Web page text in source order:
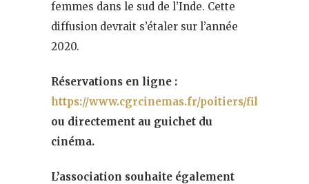
femmes dans le sud de l’Inde. Cette
diffusion devrait s’étaler sur l’année
2020.
Réservations en ligne :
https://www.cgrcinemas.fr/poitiers/film/326555/
ou directement au guichet du
cinéma.
L’association souhaite également